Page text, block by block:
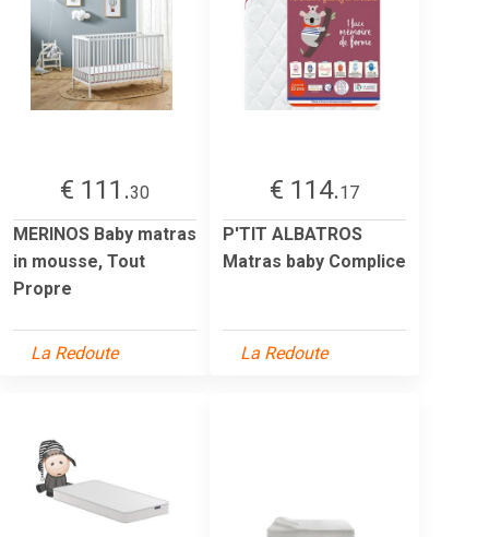
€ 111.30
MERINOS Baby matras
in mousse, Tout
Propre
La Redoute
€ 114.17
P'TIT ALBATROS
Matras baby Complice
La Redoute